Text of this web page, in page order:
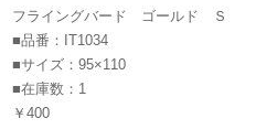
フライングバード ゴールド Ｓ
■品番：IT1034
■サイズ：95×110
■在庫数：1
￥400